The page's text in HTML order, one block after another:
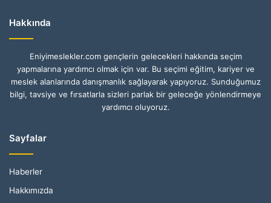
Hakkında
Eniyimeslekler.com gençlerin gelecekleri hakkında seçim
yapmalarına yardımcı olmak için var. Bu seçimi eğitim, kariyer ve
meslek alanlarında danışmanlık sağlayarak yapıyoruz. Sunduğumuz
bilgi, tavsiye ve fırsatlarla sizleri parlak bir geleceğe yönlendirmeye
yardımcı oluyoruz.
Sayfalar
Haberler
Hakkımızda